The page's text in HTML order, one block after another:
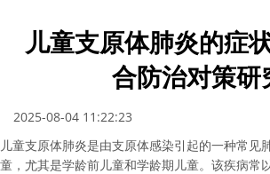
儿童支原体肺炎的症
合防治对策研
2025-08-04 11:22:23
儿童支原体肺炎是由支原体感染引起的一种常见
童，尤其是学龄前儿童和学龄期儿童。该疾病常